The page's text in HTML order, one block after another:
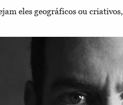
eles geográficos ou